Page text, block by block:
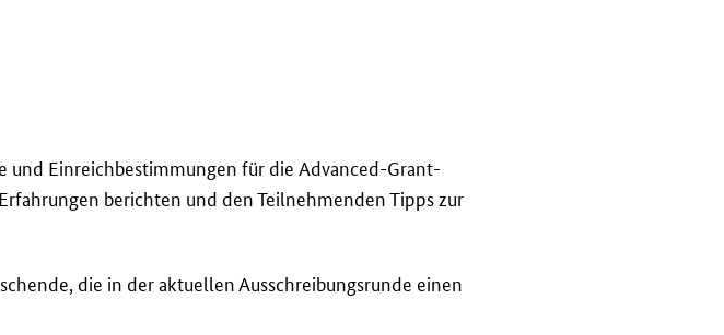
und Einreichbestimmungen für die Advanced-Grant-
berichten und den Teilnehmenden Tipps zur
die in der aktuellen Ausschreibungsrunde einen